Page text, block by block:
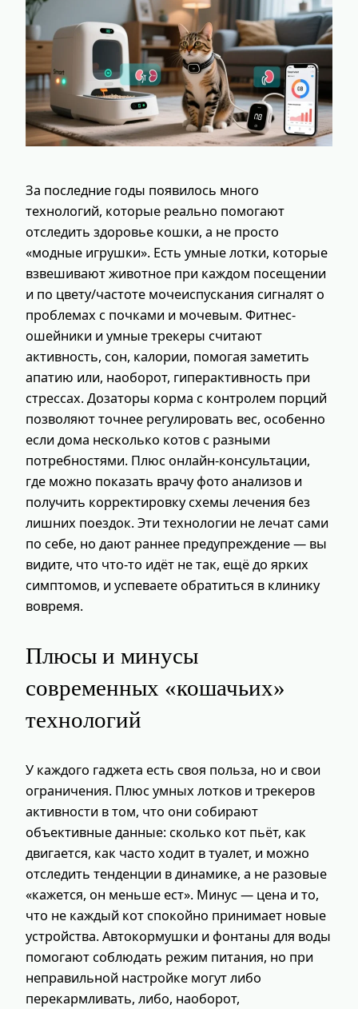
За последние годы появилось много
технологий, которые реально помогают
отследить здоровье кошки, а не просто
«модные игрушки». Есть умные лотки, которые
взвешивают животное при каждом посещении
и по цвету/частоте мочеиспускания сигналят о
проблемах с почками и мочевым. Фитнес-
ошейники и умные трекеры считают
активность, сон, калории, помогая заметить
апатию или, наоборот, гиперактивность при
стрессах. Дозаторы корма с контролем порций
позволяют точнее регулировать вес, особенно
если дома несколько котов с разными
потребностями. Плюс онлайн‑консультации,
где можно показать врачу фото анализов и
получить корректировку схемы лечения без
лишних поездок. Эти технологии не лечат сами
по себе, но дают раннее предупреждение — вы
видите, что что‑то идёт не так, ещё до ярких
симптомов, и успеваете обратиться в клинику
вовремя.
Плюсы и минусы
современных «кошачьих»
технологий
У каждого гаджета есть своя польза, но и свои
ограничения. Плюс умных лотков и трекеров
активности в том, что они собирают
объективные данные: сколько кот пьёт, как
двигается, как часто ходит в туалет, и можно
отследить тенденции в динамике, а не разовые
«кажется, он меньше ест». Минус — цена и то,
что не каждый кот спокойно принимает новые
устройства. Автокормушки и фонтаны для воды
помогают соблюдать режим питания, но при
неправильной настройке могут либо
перекармливать, либо, наоборот,